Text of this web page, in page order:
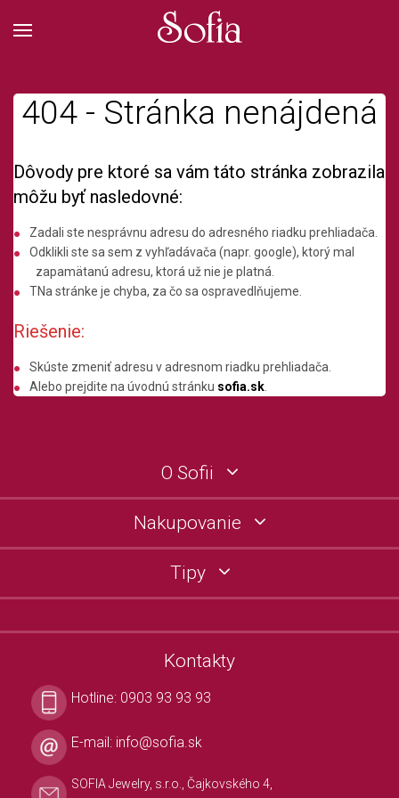
404 - Stránka nenájdená
Dôvody pre ktoré sa vám táto stránka zobrazila
môžu byť nasledovné:
Zadali ste nesprávnu adresu do adresného riadku prehliadača.
Odklikli ste sa sem z vyhľadávača (napr. google), ktorý mal
zapamätanú adresu, ktorá už nie je platná.
TNa stránke je chyba, za čo sa ospravedlňujeme.
Riešenie:
Skúste zmeniť adresu v adresnom riadku prehliadača.
Alebo prejdite na úvodnú stránku sofia.sk
O Sofii
Nakupovanie
Tipy
Kontakty
Hotline: 0903 93 93 93
E-mail: info@sofia.sk
SOFIA Jewelry, s.r.o., Čajkovského 4,